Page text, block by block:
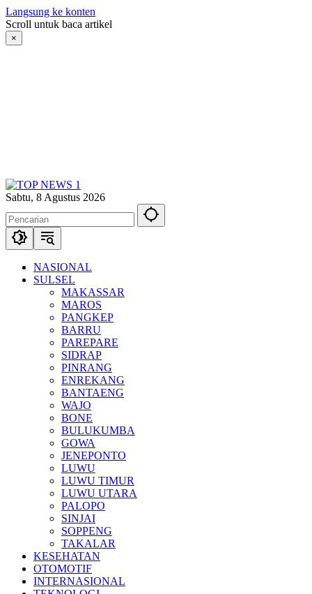
Langsung ke konten
Scroll untuk baca artikel
×
Sabtu, 8 Agustus 2026
NASIONAL
SULSEL
MAKASSAR
MAROS
PANGKEP
BARRU
PAREPARE
SIDRAP
PINRANG
ENREKANG
BANTAENG
WAJO
BONE
BULUKUMBA
GOWA
JENEPONTO
LUWU
LUWU TIMUR
LUWU UTARA
PALOPO
SINJAI
SOPPENG
TAKALAR
KESEHATAN
OTOMOTIF
INTERNASIONAL